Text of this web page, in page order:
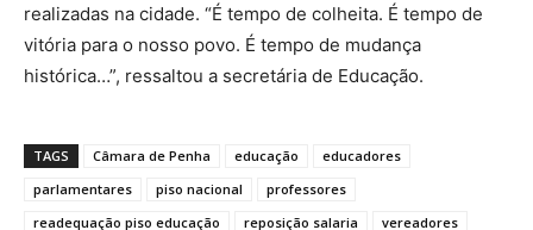
realizadas na cidade. “É tempo de colheita. É tempo de
vitória para o nosso povo. É tempo de mudança
histórica…”, ressaltou a secretária de Educação.
TAGS Câmara de Penha educação
educadores
parlamentares
piso nacional
professores
readequação piso educação
reposição salaria vereadores